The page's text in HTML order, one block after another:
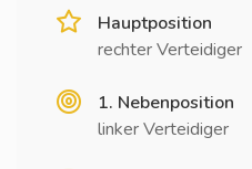
Hauptposition
rechter Verteidiger
1. Nebenposition
linker Verteidiger